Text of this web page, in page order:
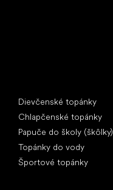
Dievčenské topánky
Chlapčenské topánky
Papuče do školy (škôlky)
Topánky do vody
Športové topánky